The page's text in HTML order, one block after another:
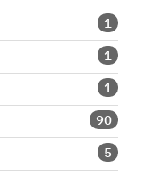
1
1
1
90
5